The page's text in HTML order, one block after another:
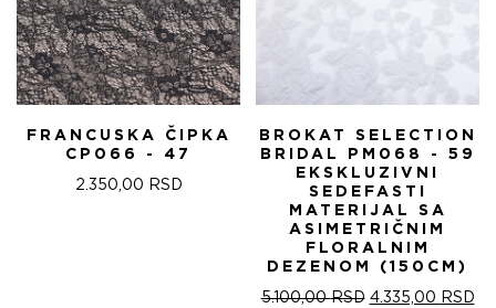
FRANCUSKA ČIPKA
CP066 - 47
2.350,00 RSD
BROKAT SELECTION
BRIDAL PM068 - 59
EKSKLUZIVNI
SEDEFASTI
MATERIJAL SA
ASIMETRIČNIM
FLORALNIM
DEZENOM (150CM)
5.100,00RSD ОРИГИНАЛНА
4.335,00 RSD